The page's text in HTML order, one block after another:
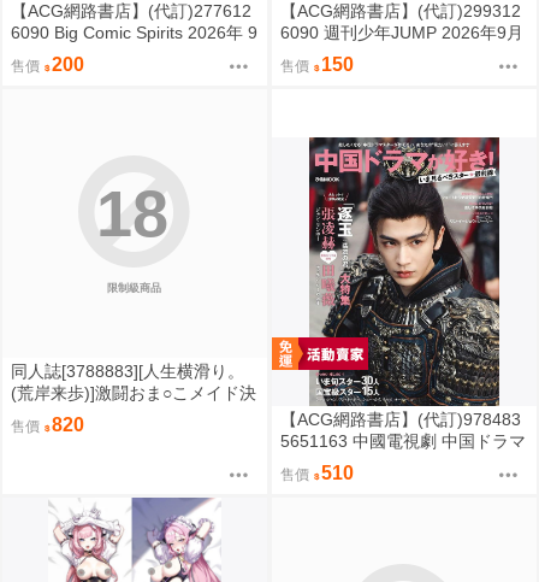
【ACG網路書店】(代訂)277612
6090 Big Comic Spirits 2026年 9
月7日號
售價 200
【ACG網路書店】(代訂)299312
6090 週刊少年JUMP 2026年9月
7日號 NO.39
售價 150
限制級商品
18
同人誌[3788883][人生横滑り。
(荒岸来歩)]激闘おま○こメイド決
定戦 (其他)
售價 820
【ACG網路書店】(代訂)978483
5651163 中國電視劇 中国ドラマ
が好き！いま見るべきスター最
前線 封面:張凌赫
售價 510